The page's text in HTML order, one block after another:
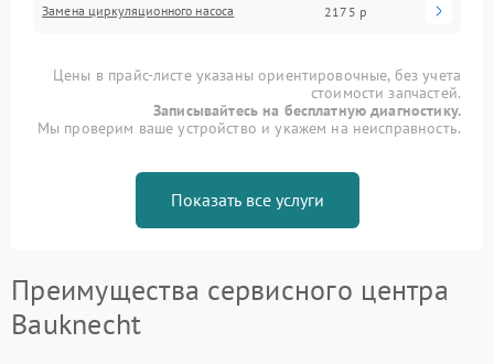
Замена циркуляционного насоса 2175 р
Цены в прайс-листе указаны ориентировочные, без учета
стоимости запчастей.
Записывайтесь на бесплатную диагностику.
Мы проверим ваше устройство и укажем на неисправность.
Показать все услуги
Преимущества сервисного центра
Bauknecht